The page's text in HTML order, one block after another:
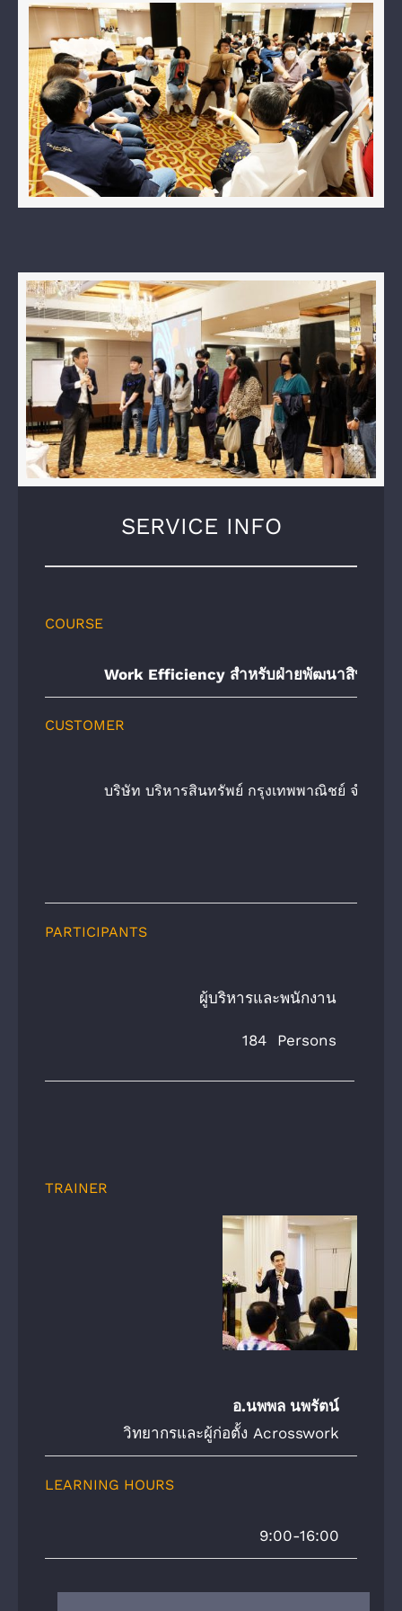
SERVICE INFO
COURSE
Work Efficiency สำหรับฝ่ายพัฒนาสินทรัพย์
CUSTOMER
บริษัท บริหารสินทรัพย์ กรุงเทพพาณิชย์ จํากัด (
PARTICIPANTS
ผู้บริหารและพนักงาน
184 Persons
TRAINER
อ.นพพล นพรัตน์
วิทยากรและผู้ก่อตั้ง Acrosswork
LEARNING HOURS
9:00-16:00